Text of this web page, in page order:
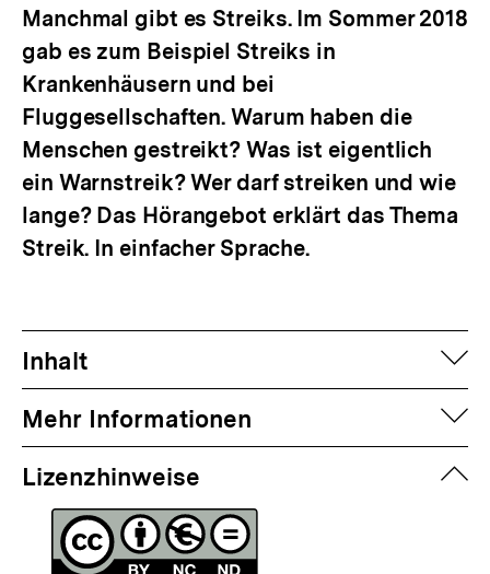
Manchmal gibt es Streiks. Im Sommer 2018
gab es zum Beispiel Streiks in
Krankenhäusern und bei
Fluggesellschaften. Warum haben die
Menschen gestreikt? Was ist eigentlich
ein Warnstreik? Wer darf streiken und wie
lange? Das Hörangebot erklärt das Thema
Streik. In einfacher Sprache.
Inhalt
Mehr Informationen
Lizenzhinweise